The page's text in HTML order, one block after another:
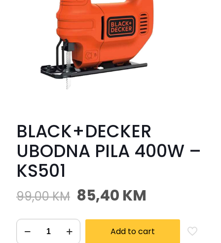
BLACK+DECKER
UBODNA PILA 400W –
KS501
99,00KM 85,40 KM
Add to cart